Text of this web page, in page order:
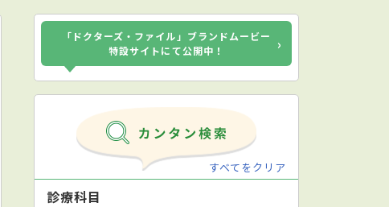
「ドクターズ・ファイル」ブランドムービー
特設サイトにて公開中！
›
すべてをクリア
診療科目